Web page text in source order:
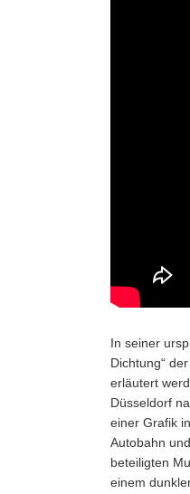
In seiner
Dichtung“
erläutert
Düsseldorf
einer Grafik
Autobahn
beteiligten
einem